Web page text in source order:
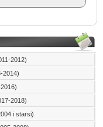
2012)
2014)
2018)
i starsi)